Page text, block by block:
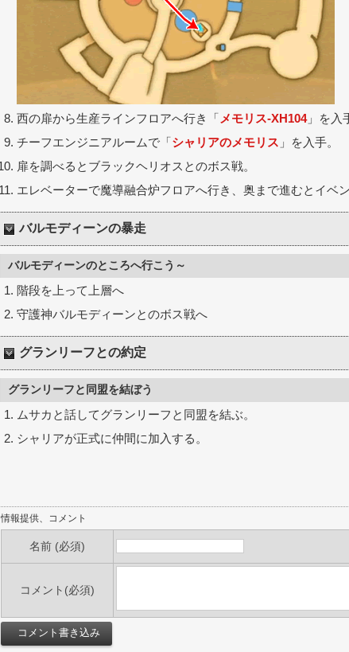
西の扉から生産ラインフロアへ行き「 メモリス-XH104」を入
チーフエンジニアルームで「シャリアのメモリス 」を入手。
扉を調べるとブラックヘリオスとのボス戦。
エレベーターで魔導融合炉フロアへ行き、奥まで進むとイベ
バルモディーンの暴走
バルモディーンのところへ行こう～
階段を上って上層へ
守護神バルモディーンとのボス戦へ
グランリーフとの約定
グランリーフと同盟を結ぼう
ムサカと話してグランリーフと同盟を結ぶ。
シャリアが正式に仲間に加入する。
情報提供、コメント
名前 (必須)
コメント(必須)